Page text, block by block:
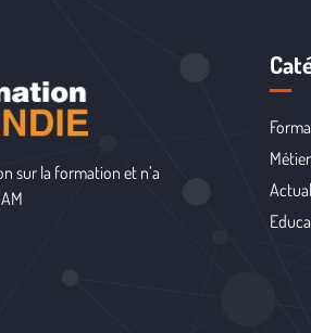
sur la formation et n’a
Métier